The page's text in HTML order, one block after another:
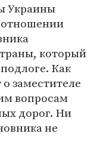
Украины
отношении
который
Как
о заместителе
вопросам
дорог. Ни
не